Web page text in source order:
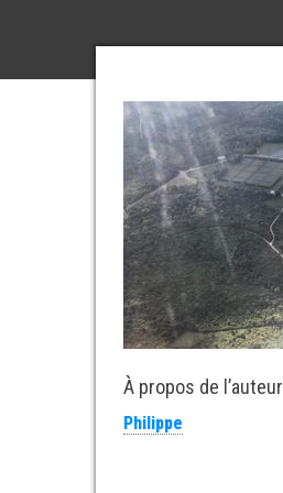
À propos de l’auteur
Philippe